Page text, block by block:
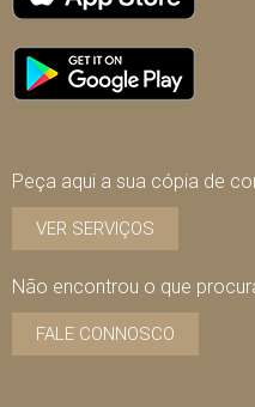
Peça aqui a sua cópia de
VER SERVIÇOS
Não encontrou o que
FALE CONNOSCO